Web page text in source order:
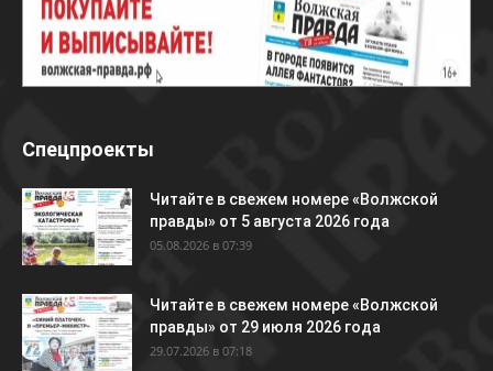
Спецпроекты
Читайте в свежем номере «Волжской
правды» от 5 августа 2026 года
05.08.2026 в 07:39
Читайте в свежем номере «Волжской
правды» от 29 июля 2026 года
29.07.2026 в 07:18